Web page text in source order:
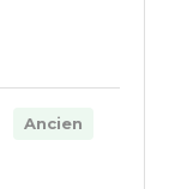
Ancien